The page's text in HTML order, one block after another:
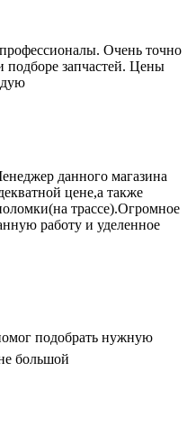
Очень точно
подборе запчастей. Цены
данного магазина
цене,а также
трассе).Огромное
работу и уделенное
подобрать нужную
большой